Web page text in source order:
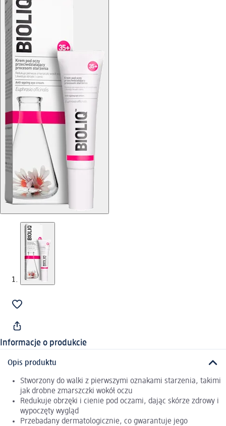
Informacje o produkcie
Opis produktu
Stworzony do walki z pierwszymi oznakami starzenia, takimi
jak drobne zmarszczki wokół oczu
Redukuje obrzęki i cienie pod oczami, dając skórze zdrowy i
wypoczęty wygląd
Przebadany dermatologicznie, co gwarantuje jego